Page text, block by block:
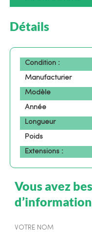
Détails
Condition :
Manufacturier
Modèle
Année
Longueur
Poids
Extensions :
Vous avez
VOTRE NOM